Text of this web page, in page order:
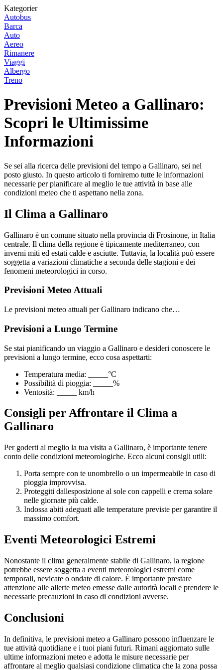
Kategorier
Autobus
Barca
Auto
Aereo
Rimanere
Viaggi
Albergo
Treno
Previsioni Meteo a Gallinaro:
Scopri le Ultimissime
Informazioni
Se sei alla ricerca delle previsioni del tempo a Gallinaro, sei nel
posto giusto. In questo articolo ti forniremo tutte le informazioni
necessarie per pianificare al meglio le tue attività in base alle
condizioni meteo che ti aspettano nella zona.
Il Clima a Gallinaro
Gallinaro è un comune situato nella provincia di Frosinone, in Italia
centrale. Il clima della regione è tipicamente mediterraneo, con
inverni miti ed estati calde e asciutte. Tuttavia, la località può essere
soggetta a variazioni climatiche a seconda delle stagioni e dei
fenomeni meteorologici in corso.
Previsioni Meteo Attuali
Le previsioni meteo attuali per Gallinaro indicano che…
Previsioni a Lungo Termine
Se stai pianificando un viaggio a Gallinaro e desideri conoscere le
previsioni a lungo termine, ecco cosa aspettarti:
Temperatura media: _____°C
Possibilità di pioggia: _____%
Ventosità: _____ km/h
Consigli per Affrontare il Clima a
Gallinaro
Per goderti al meglio la tua visita a Gallinaro, è importante tenere
conto delle condizioni meteorologiche. Ecco alcuni consigli utili:
Porta sempre con te unombrello o un impermeabile in caso di
pioggia improvvisa.
Proteggiti dallesposizione al sole con cappelli e crema solare
nelle giornate più calde.
Indossa abiti adeguati alle temperature previste per garantire il
massimo comfort.
Eventi Meteorologici Estremi
Nonostante il clima generalmente stabile di Gallinaro, la regione
potrebbe essere soggetta a eventi meteorologici estremi come
temporali, nevicate o ondate di calore. È importante prestare
attenzione alle allerte meteo emesse dalle autorità locali e prendere le
necessarie precauzioni in caso di condizioni avverse.
Conclusioni
In definitiva, le previsioni meteo a Gallinaro possono influenzare le
tue attività quotidiane e i tuoi piani futuri. Rimani aggiornato sulle
ultime informazioni meteo e adotta le misure necessarie per
affrontare al meglio qualsiasi condizione climatica che la zona possa